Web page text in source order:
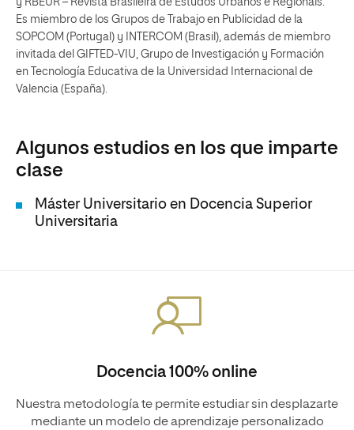
y RBEUR – Revista Brasileira de Estudos Urbanos e Regionais.
Es miembro de los Grupos de Trabajo en Publicidad de la
SOPCOM (Portugal) y INTERCOM (Brasil), además de miembro
invitada del GIFTED-VIU, Grupo de Investigación y Formación
en Tecnología Educativa de la Universidad Internacional de
Valencia (España).
Algunos estudios en los que imparte
clase
Máster Universitario en Docencia Superior
Universitaria
Docencia 100% online
Nuestra metodología te permite estudiar sin desplazarte
mediante un modelo de aprendizaje personalizado